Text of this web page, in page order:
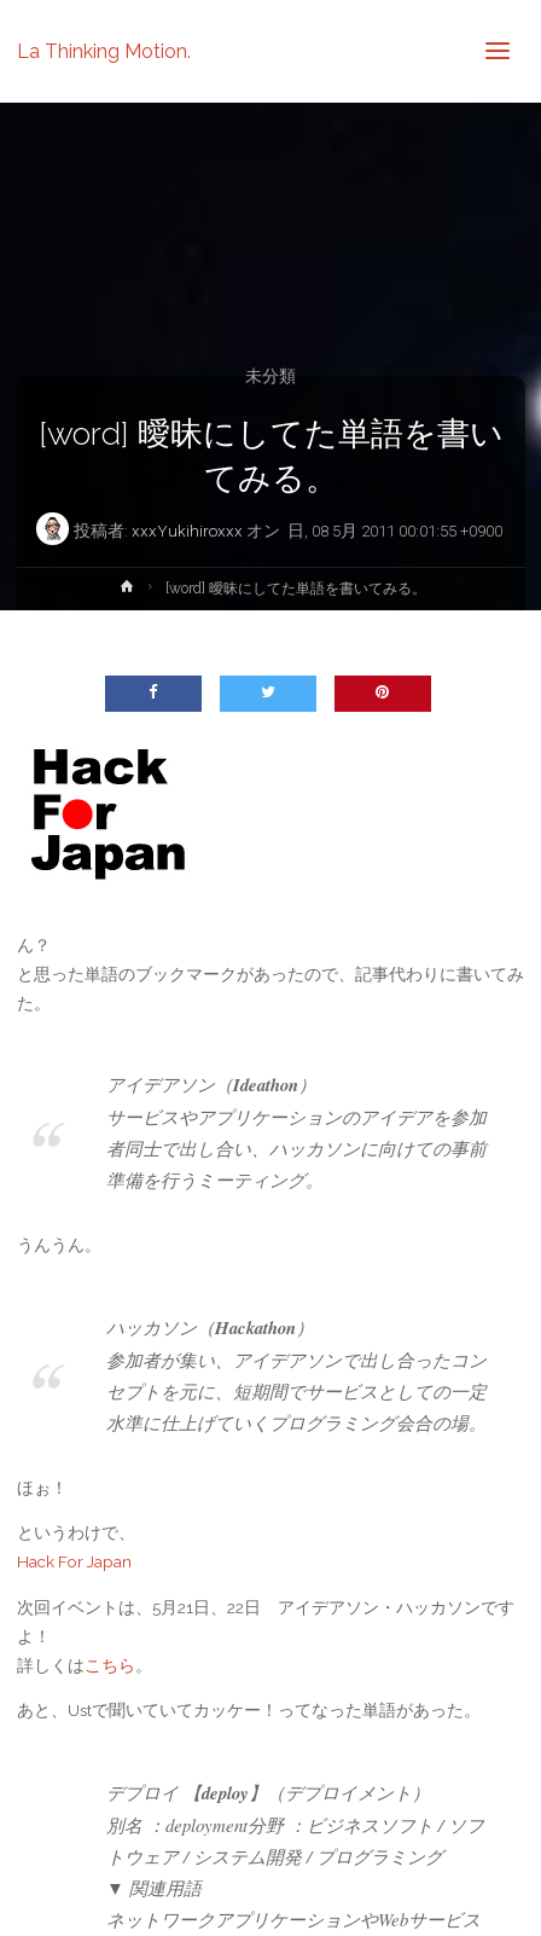
La Thinking Motion.
[word] 曖昧にしてた単語を書い
てみる。
投稿者: xxxYukihiroxxx オン 日, 08 5月 2011 00:01:55 +0900
未分類
ホ
ー
[word] 曖昧にしてた単語を書いてみる。
ん？
と思った単語のブックマークがあったので、記事代わりに書いてみ
た。
アイデアソン（Ideathon ）
サービスやアプリケーションのアイデアを参加
者同士で出し合い、ハッカソンに向けての事前
準備を行うミーティング。
うんうん。
ハッカソン（Hackathon ）
参加者が集い、アイデアソンで出し合ったコン
セプトを元に、短期間でサービスとしての一定
水準に仕上げていくプログラミング会合の場。
ほぉ！
というわけで、
Hack For Japan
次回イベントは、5月21日、22日 アイデアソン・ハッカソンです
よ！
詳しくはこちら 。
あと、Ustで聞いていてカッケー！ってなった単語があった。
デプロイ 【deploy 】（デプロイメント）
別名 ：deployment分野 ：ビジネスソフト / ソフ
トウェア / システム開発 / プログラミング
▼ 関連用語
ネットワークアプリケーションやWebサービス